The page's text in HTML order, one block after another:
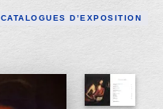
CATALOGUES D’EXPOSITION